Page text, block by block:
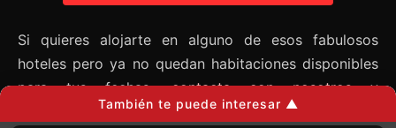
Si quieres alojarte en alguno de esos fabulosos
hoteles pero ya no quedan habitaciones disponibles
para tus fechas,contacta con nosotrosy
buscaremos habitaciones por otras vías alternativas.
También te puede interesar ▲